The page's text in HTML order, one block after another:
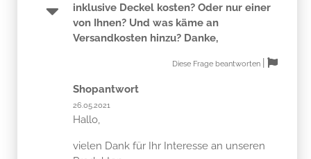
inklusive Deckel kosten? Oder nur einer
von Ihnen? Und was käme an
Versandkosten hinzu? Danke,
Diese Frage beantworten
Shopantwort
26.05.2021
Hallo,
vielen Dank für Ihr Interesse an unseren